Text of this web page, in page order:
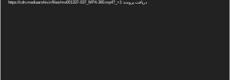
دریافت پرونده: https://cdn.mediaarshiv.ir/files/mo001337-037_MP4-360.mp4?_=1